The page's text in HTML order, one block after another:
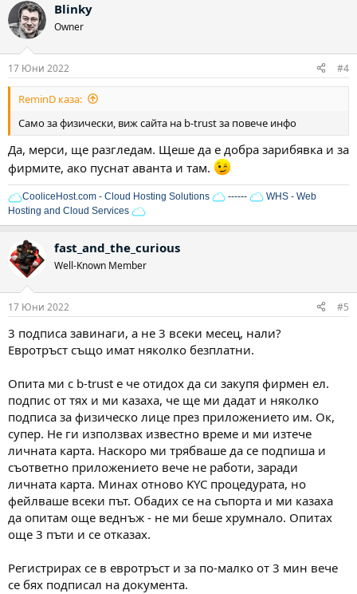
к
ц
и
Blinky
Owner
17 Юни 2022 #4
ReminD каза:
Само за физически, виж сайта на b-trust за повече инфо
Да, мерси, ще разгледам. Щеше да е добра зарибявка и за
фирмите, ако пуснат аванта и там.
CooliceHost.com - Cloud Hosting Solutions ------
WHS - Web
Hosting and Cloud Services
fast_and_the_curious
Well-Known Member
17 Юни 2022 #5
3 подписа завинаги, а не 3 всеки месец, нали?
Евротръст също имат няколко безплатни.
Опита ми с b-trust e че отидох да си закупя фирмен ел.
подпис от тях и ми казаха, че ще ми дадат и няколко
подписа за физическо лице през приложението им. Ок,
супер. Не ги използвах известно време и ми изтече
личната карта. Наскоро ми трябваше да се подпиша и
съответно приложението вече не работи, заради
личната карта. Минах отново KYC процедурата, но
фейлваше всеки път. Обадих се на съпорта и ми казаха
да опитам още веднъж - не ми беше хрумнало. Опитах
още 3 пъти и се отказах.
Регистрирах се в евротръст и за по-малко от 3 мин вече
се бях подписал на документа.